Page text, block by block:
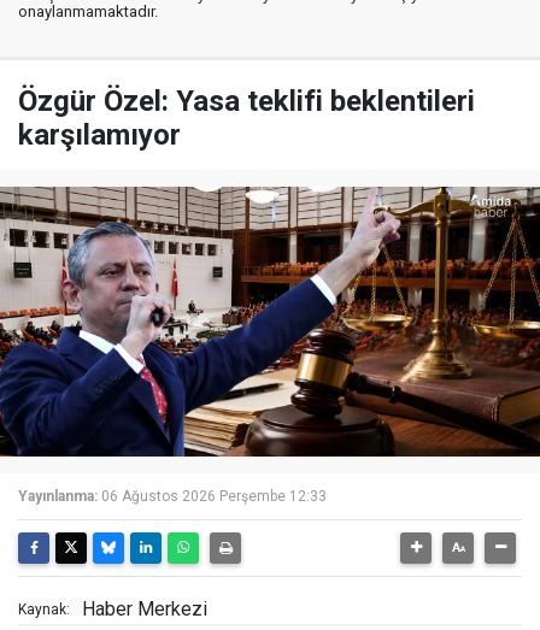
onaylanmamaktadır.
Özgür Özel: Yasa teklifi beklentileri
karşılamıyor
Yayınlanma: 06 Ağustos 2026 Perşembe 12:33
Kaynak: Haber Merkezi